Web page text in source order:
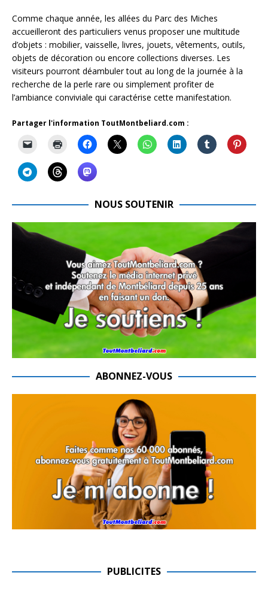
Comme chaque année, les allées du Parc des Miches
accueilleront des particuliers venus proposer une multitude
d’objets : mobilier, vaisselle, livres, jouets, vêtements, outils,
objets de décoration ou encore collections diverses. Les
visiteurs pourront déambuler tout au long de la journée à la
recherche de la perle rare ou simplement profiter de
l’ambiance conviviale qui caractérise cette manifestation.
Partager l'information ToutMontbeliard.com :
NOUS SOUTENIR
ABONNEZ-VOUS
PUBLICITES